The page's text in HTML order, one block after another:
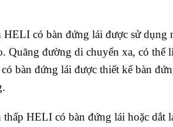
HELI có bàn đứng lái được sử
Quãng đường di chuyển xa, có thể
bàn đứng lái được thiết kế bàn
HELI có bàn đứng lái hoặc dắt